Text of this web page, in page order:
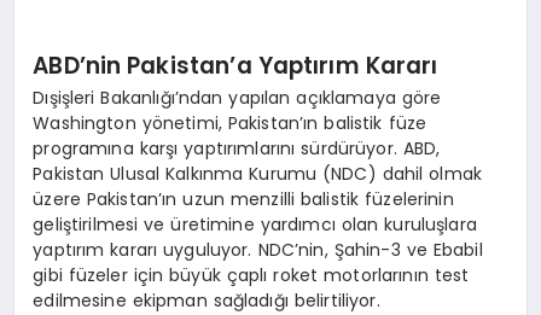
ABD’nin Pakistan’a Yaptırım Kararı
Dışişleri Bakanlığı’ndan yapılan açıklamaya göre
Washington yönetimi, Pakistan’ın balistik füze
programına karşı yaptırımlarını sürdürüyor. ABD,
Pakistan Ulusal Kalkınma Kurumu (NDC) dahil olmak
üzere Pakistan’ın uzun menzilli balistik füzelerinin
geliştirilmesi ve üretimine yardımcı olan kuruluşlara
yaptırım kararı uyguluyor. NDC’nin, Şahin-3 ve Ebabil
gibi füzeler için büyük çaplı roket motorlarının test
edilmesine ekipman sağladığı belirtiliyor.